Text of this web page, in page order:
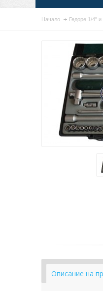
Начало Гедоре 1/4"
Описание на